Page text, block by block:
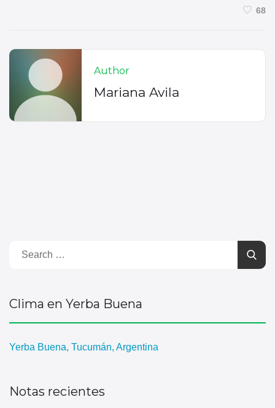
68
Author
Mariana Avila
Clima en Yerba Buena
Yerba Buena, Tucumán, Argentina
Notas recientes